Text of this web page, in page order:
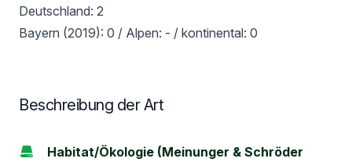
Deutschland: 2
Bayern (2019): 0 / Alpen: - / kontinental: 0
Beschreibung der Art
Habitat/Ökologie (Meinunger & Schröder